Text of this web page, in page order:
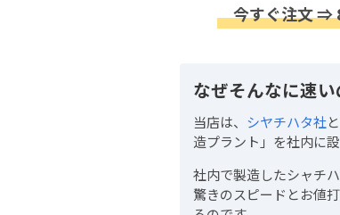
今すぐ注文 ⇒
なぜそんなに速い
当店は、 シヤチハタ社
造プラント」を社内に設
社内で製造したシャチ
驚きのスピードとお値